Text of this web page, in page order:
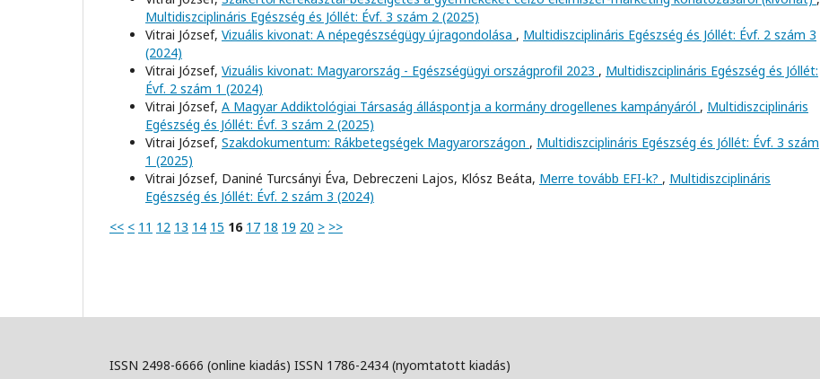
Multidiszciplináris Egészség és Jóllét: Évf. 3 szám 2 (2025)
Vitrai József, Vizuális kivonat: A népegészségügy újragondolása , Multidiszciplináris Egészség és Jóllét: Évf. 2 szám 3
(2024)
Vitrai József, Vizuális kivonat: Magyarország - Egészségügyi országprofil 2023 , Multidiszciplináris Egészség és Jóllét:
Évf. 2 szám 1 (2024)
Vitrai József, A Magyar Addiktológiai Társaság álláspontja a kormány drogellenes kampányáról , Multidiszciplináris
Egészség és Jóllét: Évf. 3 szám 2 (2025)
Vitrai József, Szakdokumentum: Rákbetegségek Magyarországon , Multidiszciplináris Egészség és Jóllét: Évf. 3 szám
1 (2025)
Vitrai József, Daniné Turcsányi Éva, Debreczeni Lajos, Klósz Beáta, Merre tovább EFI-k? , Multidiszciplináris
Egészség és Jóllét: Évf. 2 szám 3 (2024)
<< < 11 12 13 14 15 16 17 18 19 20 > >>
ISSN 2498-6666 (online kiadás) ISSN 1786-2434 (nyomtatott kiadás)